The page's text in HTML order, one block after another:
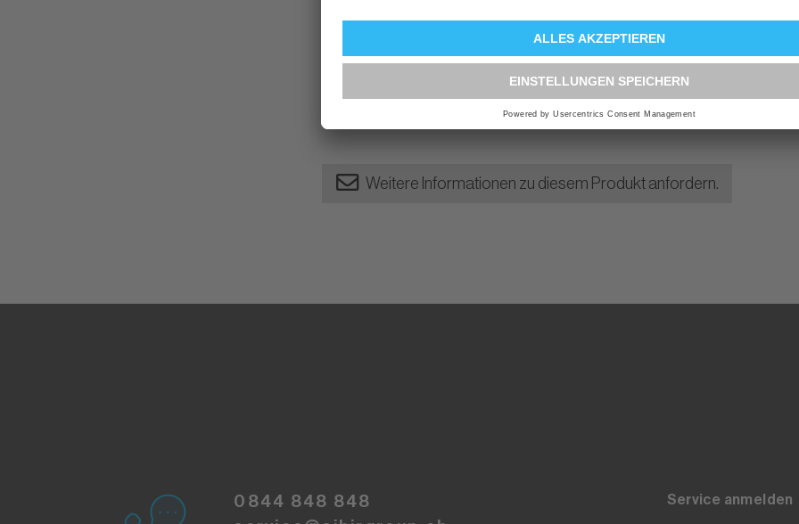
Weitere Informationen zu diesem Produkt anfordern.
0844 848 848
Service anmelden